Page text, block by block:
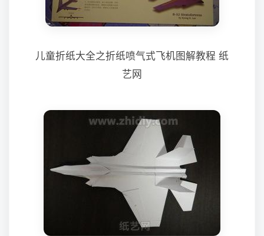
儿童折纸大全之折纸喷气式飞机图解教程 纸
艺网